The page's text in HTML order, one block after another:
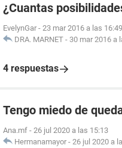
¿Cuantas
EvelynGar - 23 mar 2016 a las 16:49
DRA. MARNET - 30 mar 2016 a
4 respuestas
Tengo miedo de
Ana.mf - 26 jul 2020 a las 15:13
Hermanamayor - 26 jul 2020 a